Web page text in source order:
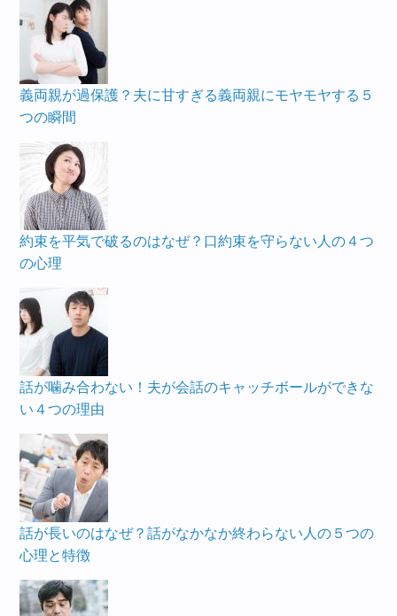
義両親が過保護？夫に甘すぎる義両親にモヤモヤする５
つの瞬間
約束を平気で破るのはなぜ？口約束を守らない人の４つ
の心理
話が噛み合わない！夫が会話のキャッチボールができな
い４つの理由
話が長いのはなぜ？話がなかなか終わらない人の５つの
心理と特徴